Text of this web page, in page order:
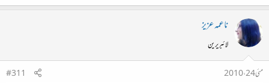
ناعمہ عزیز
لائبریرین
مئی 24، 2010
#311